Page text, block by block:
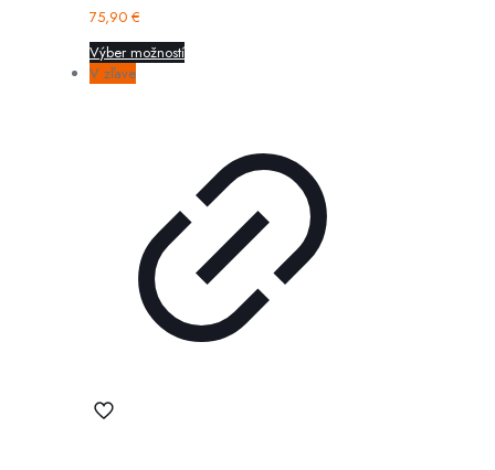
75,90 €
Výber možností
V zľave